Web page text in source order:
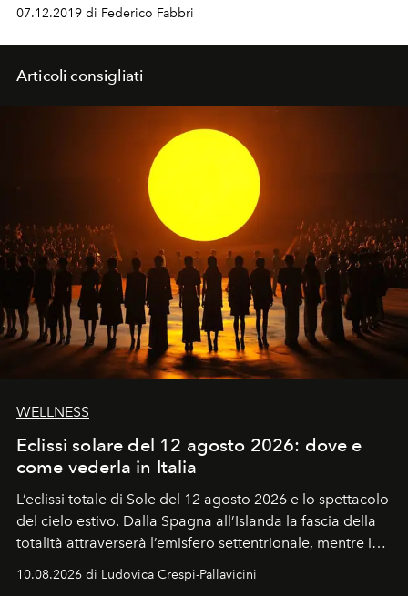
07.12.2019 di Federico Fabbri
Articoli consigliati
WELLNESS
Eclissi solare del 12 agosto 2026: dove e
come vederla in Italia
L’eclissi totale di Sole del 12 agosto 2026 e lo spettacolo
del cielo estivo. Dalla Spagna all’Islanda la fascia della
totalità attraverserà l’emisfero settentrionale, mentre in
Italia il fenomeno sarà parziale ma particolarmente
spettacolare al Nord. Orari, città favorite e regole per
10.08.2026 di Ludovica Crespi-Pallavicini